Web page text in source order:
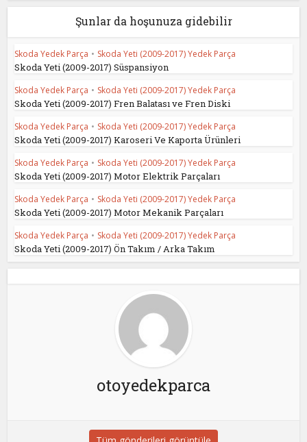
Şunlar da hoşunuza gidebilir
Skoda Yedek Parça • Skoda Yeti (2009-2017) Yedek Parça
Skoda Yeti (2009-2017) Süspansiyon
Skoda Yedek Parça • Skoda Yeti (2009-2017) Yedek Parça
Skoda Yeti (2009-2017) Fren Balatası ve Fren Diski
Skoda Yedek Parça • Skoda Yeti (2009-2017) Yedek Parça
Skoda Yeti (2009-2017) Karoseri Ve Kaporta Ürünleri
Skoda Yedek Parça • Skoda Yeti (2009-2017) Yedek Parça
Skoda Yeti (2009-2017) Motor Elektrik Parçaları
Skoda Yedek Parça • Skoda Yeti (2009-2017) Yedek Parça
Skoda Yeti (2009-2017) Motor Mekanik Parçaları
Skoda Yedek Parça • Skoda Yeti (2009-2017) Yedek Parça
Skoda Yeti (2009-2017) Ön Takım / Arka Takım
otoyedekparca